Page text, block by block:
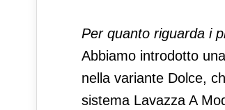
Per quanto riguarda i
Abbiamo introdotto
nella variante Dolce,
sistema Lavazza A